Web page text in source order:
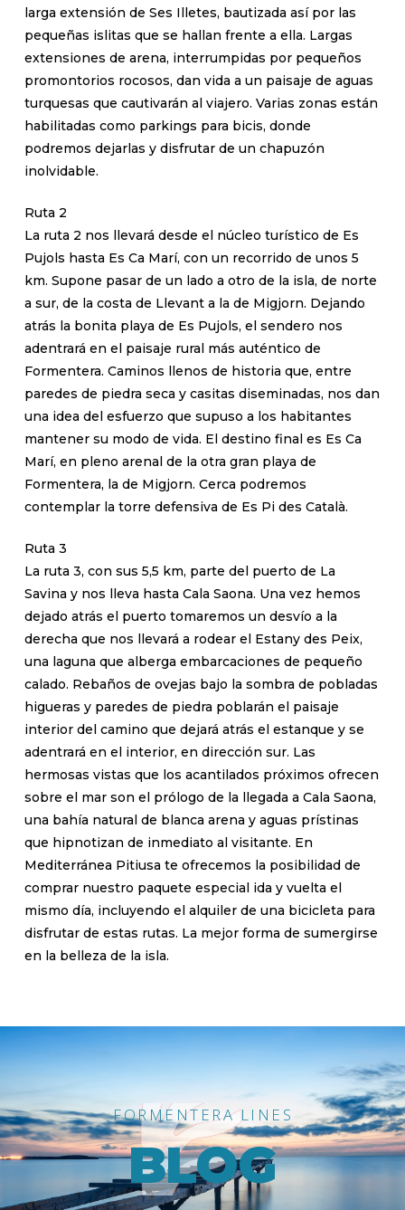
larga extensión de Ses Illetes, bautizada así por las
pequeñas islitas que se hallan frente a ella. Largas
extensiones de arena, interrumpidas por pequeños
promontorios rocosos, dan vida a un paisaje de aguas
turquesas que cautivarán al viajero. Varias zonas están
habilitadas como parkings para bicis, donde
podremos dejarlas y disfrutar de un chapuzón
inolvidable.
Ruta 2
La ruta 2 nos llevará desde el núcleo turístico de Es
Pujols hasta Es Ca Marí, con un recorrido de unos 5
km. Supone pasar de un lado a otro de la isla, de norte
a sur, de la costa de Llevant a la de Migjorn. Dejando
atrás la bonita playa de Es Pujols, el sendero nos
adentrará en el paisaje rural más auténtico de
Formentera. Caminos llenos de historia que, entre
paredes de piedra seca y casitas diseminadas, nos dan
una idea del esfuerzo que supuso a los habitantes
mantener su modo de vida. El destino final es Es Ca
Marí, en pleno arenal de la otra gran playa de
Formentera, la de Migjorn. Cerca podremos
contemplar la torre defensiva de Es Pi des Català.
Ruta 3
La ruta 3, con sus 5,5 km, parte del puerto de La
Savina y nos lleva hasta Cala Saona. Una vez hemos
dejado atrás el puerto tomaremos un desvío a la
derecha que nos llevará a rodear el Estany des Peix,
una laguna que alberga embarcaciones de pequeño
calado. Rebaños de ovejas bajo la sombra de pobladas
higueras y paredes de piedra poblarán el paisaje
interior del camino que dejará atrás el estanque y se
adentrará en el interior, en dirección sur. Las
hermosas vistas que los acantilados próximos ofrecen
sobre el mar son el prólogo de la llegada a Cala Saona,
una bahía natural de blanca arena y aguas prístinas
que hipnotizan de inmediato al visitante. En
Mediterránea Pitiusa te ofrecemos la posibilidad de
comprar nuestro paquete especial ida y vuelta el
mismo día, incluyendo el alquiler de una bicicleta para
disfrutar de estas rutas. La mejor forma de sumergirse
en la belleza de la isla.
FORMENTERA LINES
BLOG